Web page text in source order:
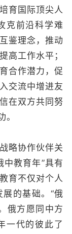
育国际顶尖人
克前沿科学难
鉴理念，推动
高工作水平；
合作潜力，促
交流中增进友
在双方共同努
。
略协作伙伴关
中教育年”具有
育不仅对个人
的基础。“俄
俄方愿同中方
一代的彼此了